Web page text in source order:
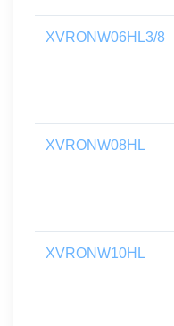
XVRONW06HL3/8
XVRONW08HL
XVRONW10HL